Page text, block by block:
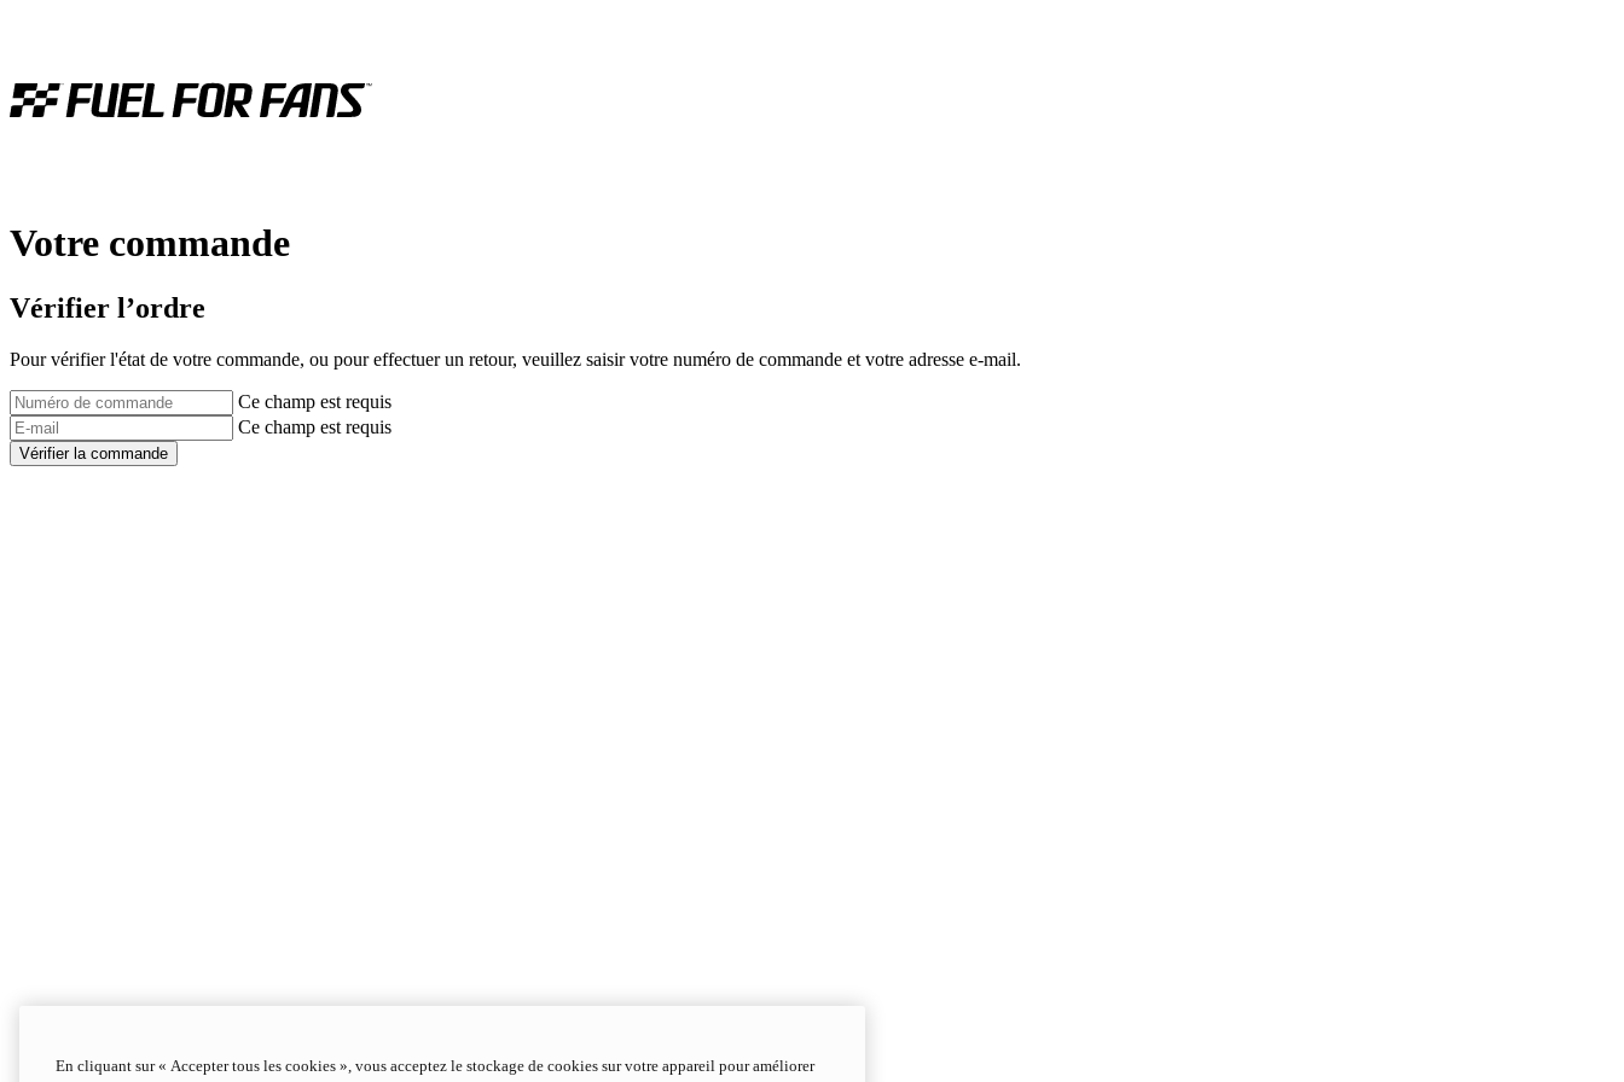
Votre commande
Vérifier l’ordre
Pour vérifier l'état de votre commande, ou pour effectuer un retour, veuillez saisir votre numéro de commande et votre adresse e-mail.
Ce champ est requis
Ce champ est requis
Vérifier la commande
En cliquant sur « Accepter tous les cookies », vous acceptez le stockage de cookies sur votre appareil pour améliorer